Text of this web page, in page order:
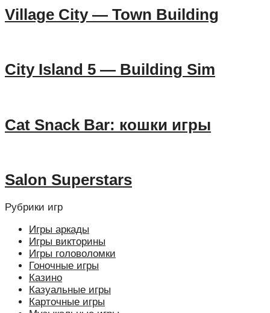
Village City — Town Building
City Island 5 — Building Sim
Cat Snack Bar: кошки игры
Salon Superstars
Рубрики игр
Игры аркады
Игры викторины
Игры головоломки
Гоночные игры
Казино
Казуальные игры
Карточные игры